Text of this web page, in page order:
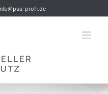
profi.de